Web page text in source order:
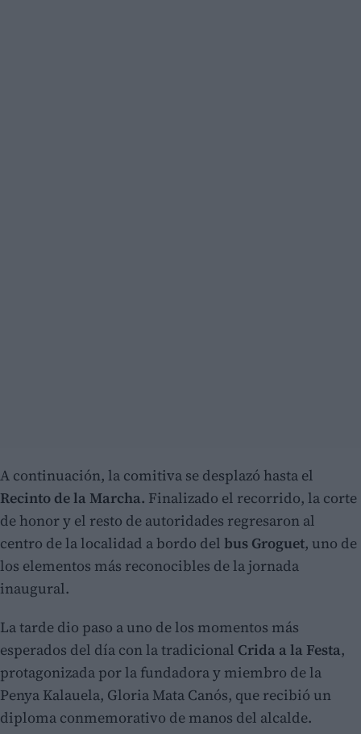
A continuación, la comitiva se desplazó hasta el
Recinto de la Marcha. Finalizado el recorrido, la corte
de honor y el resto de autoridades regresaron al
centro de la localidad a bordo del bus Groguet, uno de
los elementos más reconocibles de la jornada
inaugural.
La tarde dio paso a uno de los momentos más
esperados del día con la tradicional Crida a la Festa,
protagonizada por la fundadora y miembro de la
Penya Kalauela, Gloria Mata Canós, que recibió un
diploma conmemorativo de manos del alcalde.